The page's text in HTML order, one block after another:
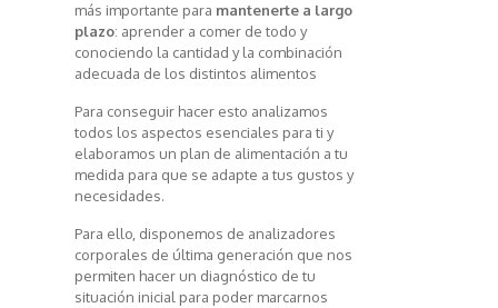
más importante para mantenerte a largo
plazo: aprender a comer de todo y
conociendo la cantidad y la combinación
adecuada de los distintos alimentos
Para conseguir hacer esto analizamos
todos los aspectos esenciales para ti y
elaboramos un plan de alimentación a tu
medida para que se adapte a tus gustos y
necesidades.
Para ello, disponemos de analizadores
corporales de última generación que nos
permiten hacer un diagnóstico de tu
situación inicial para poder marcarnos